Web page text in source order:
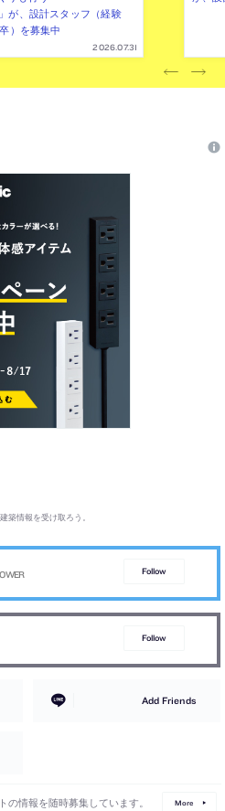
が、設計スタッフ（経験
）を募集中
2026.07.31
築情報を受け取ろう。
Follow
Follow
Add Friends
の情報を随時募集しています。 More